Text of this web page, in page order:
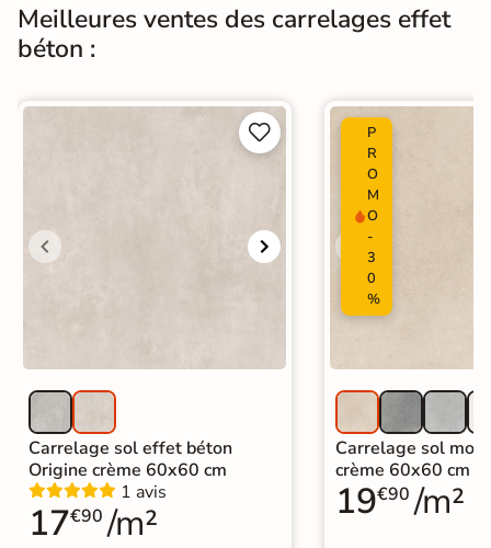
Normes Certification CE
Origine
Carrelage effet béton ciré|
Carrelage 60x60
Carrelage Beige
Carrelage intérieur / extérieur
|
Carrelage salon moderne
Carrelage Chambre
Carrelage WC
Meilleures ventes des carrelages effet
béton :


Carrelage sol effet béton
Origine crème 60x60 cm
1 avis
17€90 /m²
P
R
O
M
O
-
3
0
%
Carrelage sol
crème 60x60 cm
19€90 /m²